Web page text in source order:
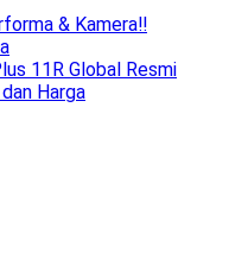
& Kamera‼️
11R Global Resmi
Harga